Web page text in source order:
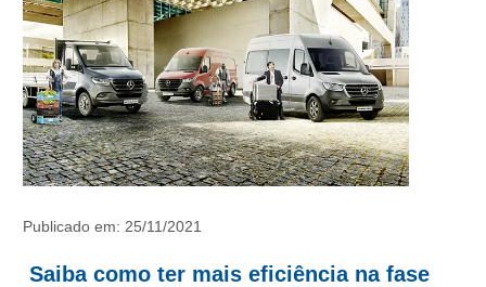
Publicado em: 25/11/2021
Saiba como ter mais eficiência na fase